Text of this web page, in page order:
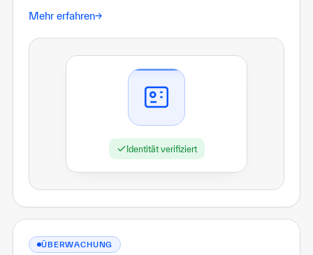
Mehr erfahren→
Identität verifiziert
ÜBERWACHUNG